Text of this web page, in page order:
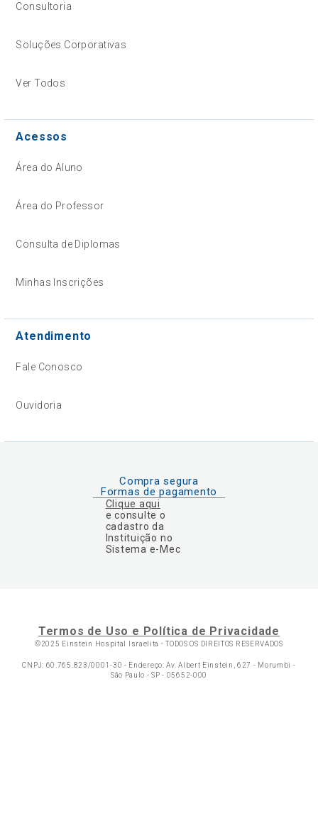
Consultoria
Soluções Corporativas
Ver Todos
Acessos
Área do Aluno
Área do Professor
Consulta de Diplomas
Minhas Inscrições
Atendimento
Fale Conosco
Ouvidoria
Compra segura
Formas de pagamento
Clique aqui
e consulte o
cadastro da
Instituição no
Sistema e-Mec
Termos de Uso e Política de Privacidade
©2025 Einstein Hospital Israelita -TODOS OS DIREITOS RESERVADOS
CNPJ: 60.765.823/0001-30 - Endereço: Av. Albert Einstein, 627 - Morumbi -
São Paulo - SP - 05652-000